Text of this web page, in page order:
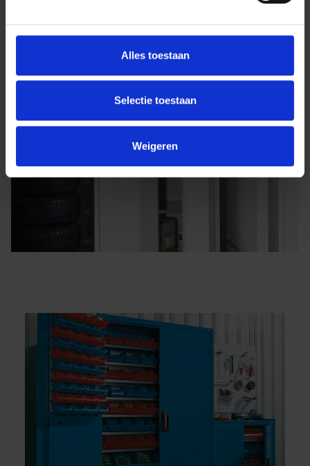
Alles toestaan
Selectie toestaan
Weigeren